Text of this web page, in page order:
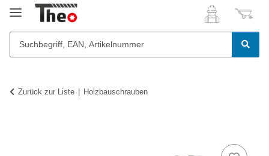
Zurück zur Liste Holzbauschrauben